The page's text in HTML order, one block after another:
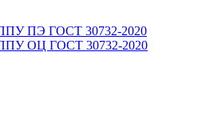
ППУ ПЭ ГОСТ 30732-2020
ППУ ОЦ ГОСТ 30732-2020